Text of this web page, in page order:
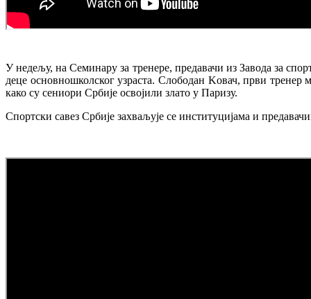
У недељу, на Семинару за тренере, предавачи из Завода за
деце основношколског узраста. Слободан Kовач, први тренер
како су сениори Србије освојили злато у Паризу.
Спортски савез Србије захваљује се институцијама и